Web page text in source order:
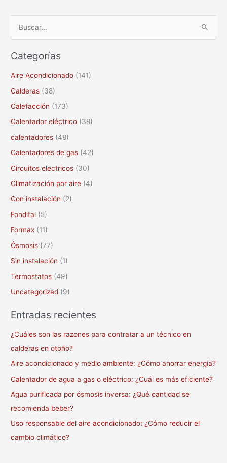
s
c
o
r
:
Categorías
Aire Acondicionado (141)
Calderas (38)
Calefacción (173)
Calentador eléctrico (38)
calentadores (48)
Calentadores de gas (42)
Circuitos electricos (30)
Climatización por aire (4)
Con instalación (2)
Fondital (5)
Formax (11)
Ósmosis (77)
Sin instalación (1)
Termostatos (49)
Uncategorized (9)
Entradas recientes
¿Cuáles son las razones para contratar a un técnico en
calderas en otoño?
Aire acondicionado y medio ambiente: ¿Cómo ahorrar energía?
Calentador de agua a gas o eléctrico: ¿Cuál es más eficiente?
Agua purificada por ósmosis inversa: ¿Qué cantidad se
recomienda beber?
Uso responsable del aire acondicionado: ¿Cómo reducir el
cambio climático?